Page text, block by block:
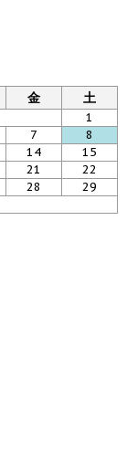
金 土
1
7
8
14
15
21
22
28
29